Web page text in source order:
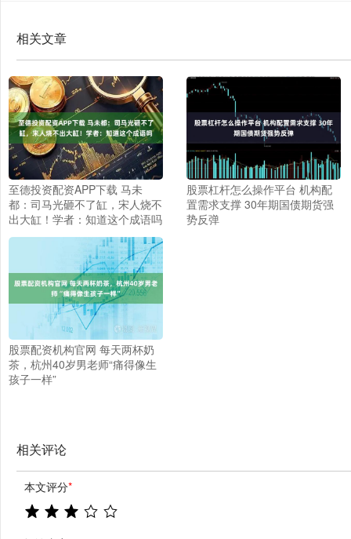
相关文章
至德投资配资APP下载 马未
都：司马光砸不了缸，宋人烧不
出大缸！学者：知道这个成语吗
股票杠杆怎么操作平台 机构配
置需求支撑 30年期国债期货强
势反弹
股票配资机构官网 每天两杯奶
茶，杭州40岁男老师“痛得像生
孩子一样”
相关评论
本文评分*